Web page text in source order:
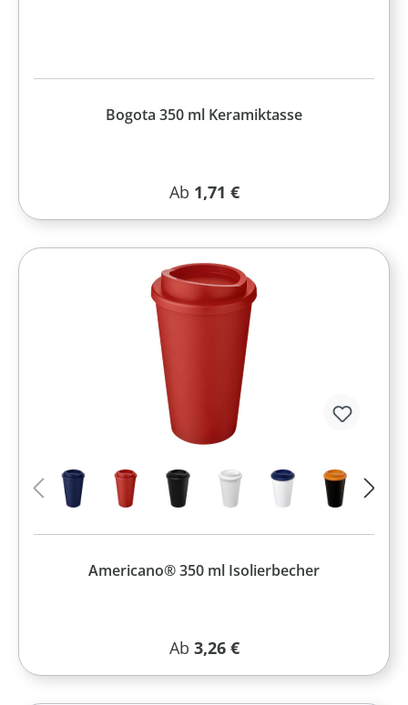
Bogota 350 ml Keramiktasse
Regulärer Preis:
Ab 1,71 €
Americano® 350 ml Isolierbecher
Regulärer Preis:
Ab 3,26 €